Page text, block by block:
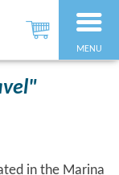
MENU
in the Marina